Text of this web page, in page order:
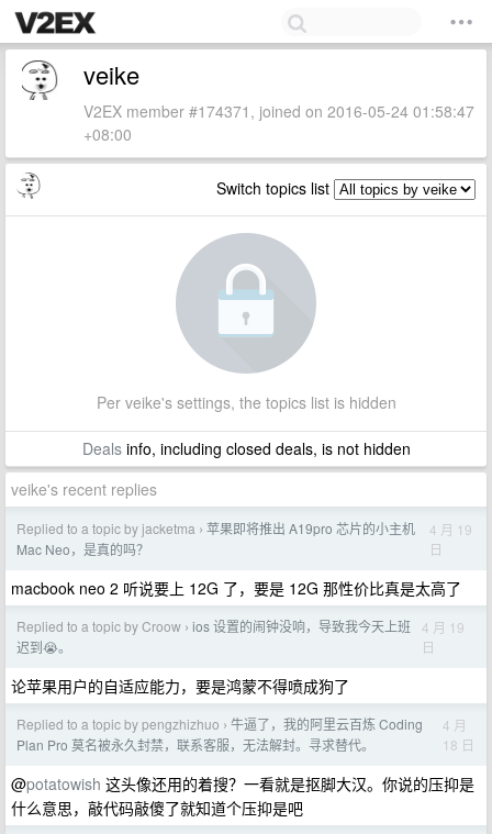
veike
V2EX member #174371, joined on 2016-05-24 01:58:47
+08:00
Switch topics list
Per veike's settings, the topics list is hidden
Dealsinfo, including closed deals, is not hidden
veike's recent replies
Replied to a topic by jacketma › 苹果即将推出 A19pro 芯片的小主机
Mac Neo，是真的吗？
4 月 19
日
macbook neo 2 听说要上 12G 了，要是 12G 那性价比真是太高了
Replied to a topic by Croow › ios 设置的闹钟没响，导致我今天上班
迟到😭。
4 月 19
日
论苹果用户的自适应能力，要是鸿蒙不得喷成狗了
Replied to a topic by pengzhizhuo › 牛逼了，我的阿里云百炼 Coding
Plan Pro 莫名被永久封禁，联系客服，无法解封。寻求替代。
4 月
18 日
@potatowish 这头像还用的着搜？一看就是抠脚大汉。你说的压抑是
什么意思，敲代码敲傻了就知道个压抑是吧